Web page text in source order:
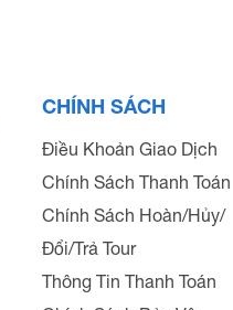
CHÍNH SÁCH
Điều Khoản Giao Dịch
Chính Sách Thanh Toán
Chính Sách Hoàn/Hủy/
Đổi/Trả Tour
Thông Tin Thanh Toán